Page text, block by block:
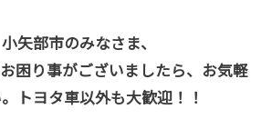
矢部市のみなさま、
困り事がございましたら、お気軽
トヨタ車以外も大歓迎！！